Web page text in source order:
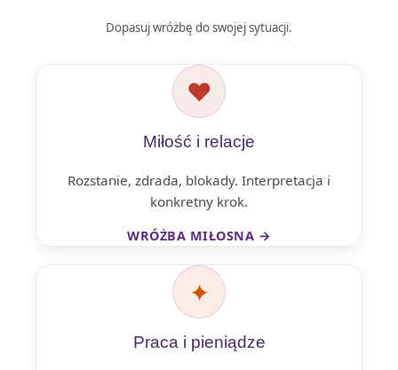
Dopasuj wróżbę do swojej sytuacji.
❤
Miłość i relacje
Rozstanie, zdrada, blokady. Interpretacja i
konkretny krok.
WRÓŻBA MIŁOSNA →
✦
Praca i pieniądze